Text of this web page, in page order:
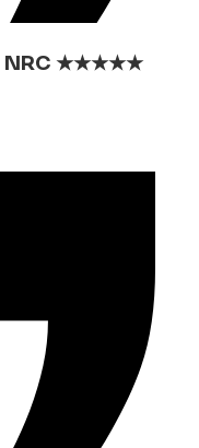
NRC ★★★★★